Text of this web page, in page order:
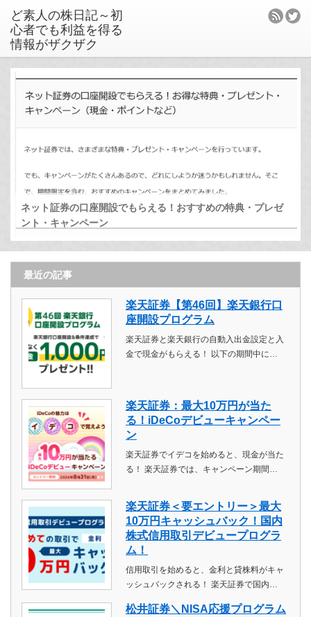
ど素人の株日記～初
心者でも利益を得る
情報がザクザク
ネット証券の口座開設でもらえる！おすすめの特典・プレゼ
ント・キャンペーン
最近の記事
楽天証券【第46回】楽天銀行口
座開設プログラム
楽天証券と楽天銀行の自動入出金設定と入
金で現金がもらえる！ 以下の期間中に…
楽天証券：最大10万円が当た
る！iDeCoデビューキャンペー
ン
楽天証券でイデコを始めると、現金が当た
る！ 楽天証券では、キャンペーン期間…
楽天証券＜要エントリー＞最大
10万円キャッシュバック！国内
株式信用取引デビュープログラ
ム！
信用取引を始めると、金利と貸株料がキャ
ッシュバックされる！ 楽天証券で国内…
松井証券＼NISA応援プログラム